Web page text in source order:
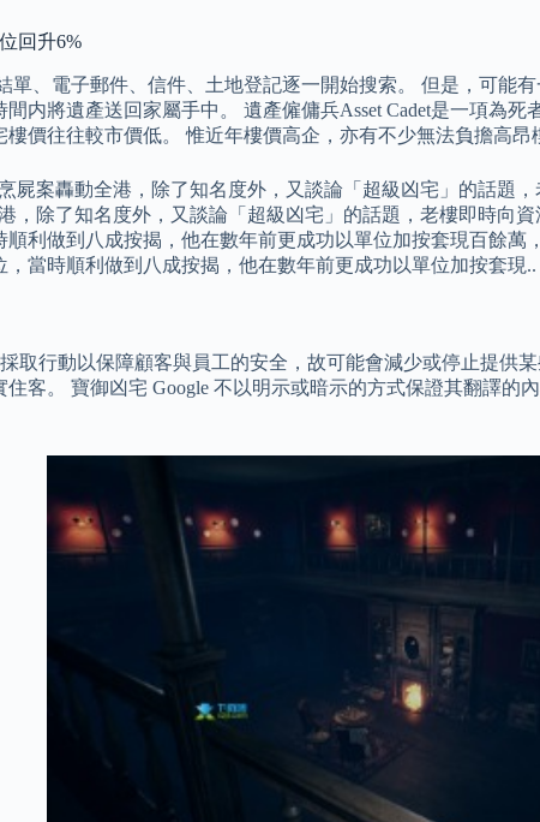
回升6%
、電子郵件、信件、土地登記逐一開始搜索。 但是，可能
内將遺產送回家屬手中。 遺產僱傭兵Asset Cadet是一項為
價往往較市價低。 惟近年樓價高企，亦有不少無法負擔高昂
屍案轟動全港，除了知名度外，又談論「超級凶宅」的話題
，除了知名度外，又談論「超級凶宅」的話題，老樓即時
利做到八成按揭，他在數年前更成功以單位加按套現百餘
當時順利做到八成按揭，他在數年前更成功以單位加按套現..
取行動以保障顧客與員工的安全，故可能會減少或停止提供
客。 寶御凶宅 Google 不以明示或暗示的方式保證其翻譯